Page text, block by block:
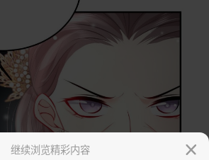
继续浏览精彩内容